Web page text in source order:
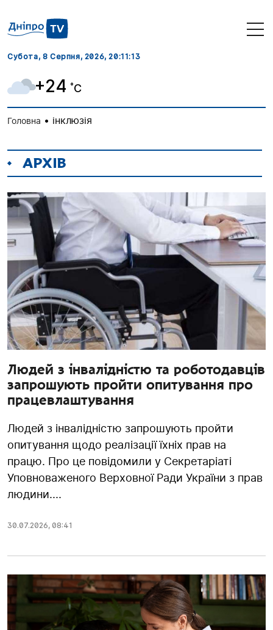
Субота, 8 Серпня, 2026, 20:11:15
+24 ˚C
Головна • інклюзія
АРХІВ
Людей з інвалідністю та роботодавців
запрошують пройти опитування про
працевлаштування
Людей з інвалідністю запрошують пройти
опитування щодо реалізації їхніх прав на
працю. Про це повідомили у Секретаріаті
Уповноваженого Верховної Ради України з прав
людини....
30.07.2026, 08:41